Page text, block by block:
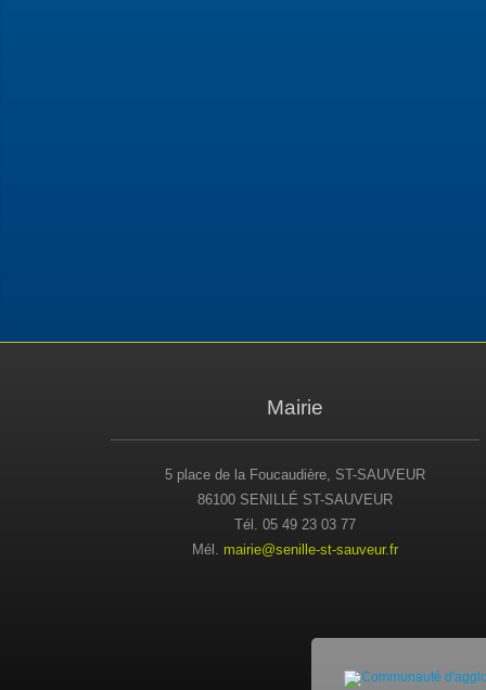
Mairie
5 place de la Foucaudière, ST-SAUVEUR
86100 SENILLÉ ST-SAUVEUR
Tél. 05 49 23 03 77
Mél. mairie@senille-st-sauveur.fr